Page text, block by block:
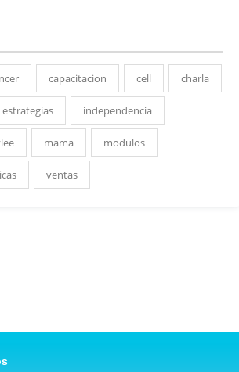
capacitacion cell charla
estrategias independencia
mama modulos
ventas